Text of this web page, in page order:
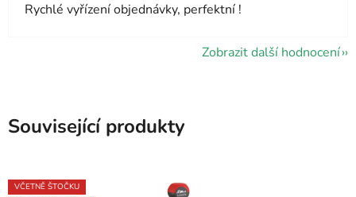
Rychlé vyřízení objednávky, perfektní !
Zobrazit další hodnocení
Související produkty
VČETNĚ ŠTOČKU